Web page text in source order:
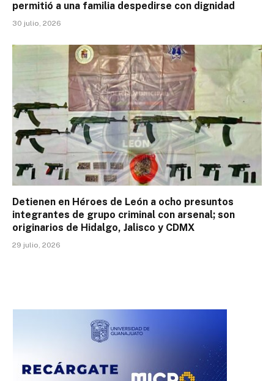
permitió a una familia despedirse con dignidad
30 julio, 2026
Detienen en Héroes de León a ocho presuntos
integrantes de grupo criminal con arsenal; son
originarios de Hidalgo, Jalisco y CDMX
29 julio, 2026